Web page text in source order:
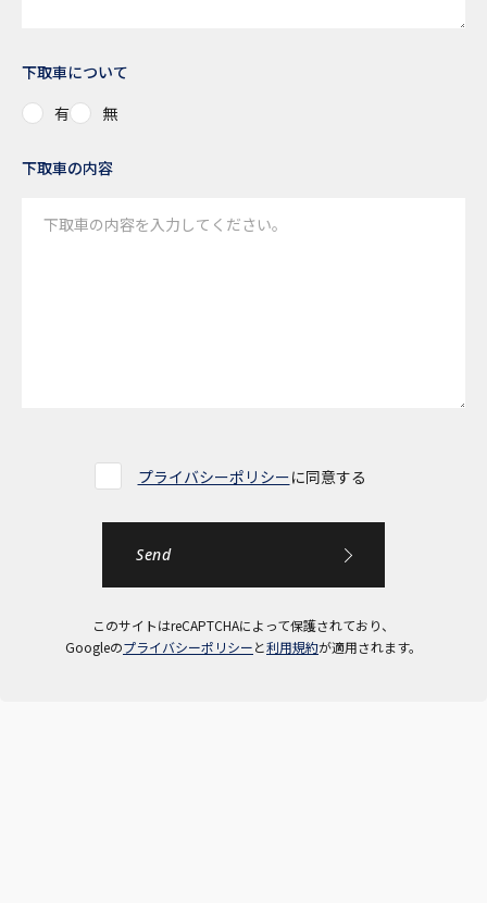
下取車について
有
無
下取車の内容
プライバシーポリシーに同意する
このサイトはreCAPTCHAによって保護されており、
Googleのプライバシーポリシーと利用規約が適用されます。